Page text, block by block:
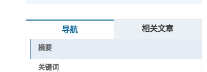
导航 相关文章
摘要
关键词